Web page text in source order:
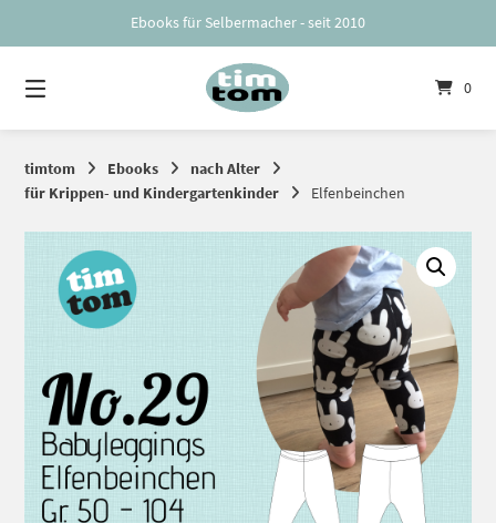
Ebooks für Selbermacher - seit 2010
0
timtom Ebooks
nach Alter
für Krippen- und Kindergartenkinder
Elfenbeinchen